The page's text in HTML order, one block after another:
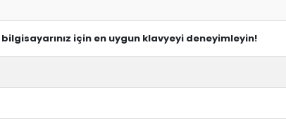
için en uygun klavyeyi deneyimleyin!